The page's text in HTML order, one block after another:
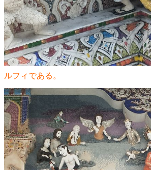
ルフィである。